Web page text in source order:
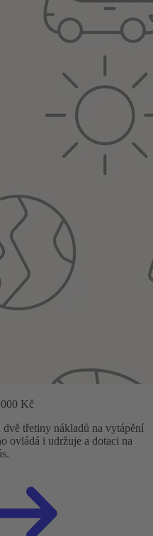
000 Kč
třetiny nákladů na vytápění
ovládá i udržuje a dotaci na